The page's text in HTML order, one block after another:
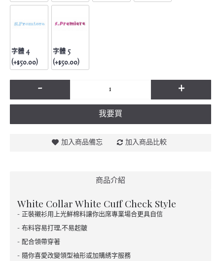
字體 4
(+$50.00)
字體 5
(+$50.00)
- +
我要買
加入商品備忘 加入商品比較
商品介紹
White Collar White Cuff Check Style
- 正裝襯衫用上光鮮棉料讓你出席專業場合更具自信
- 布料容易打理,不易起皺
- 配合領帶穿著
- 隨你喜愛改變領型袖形或加購綉字服務